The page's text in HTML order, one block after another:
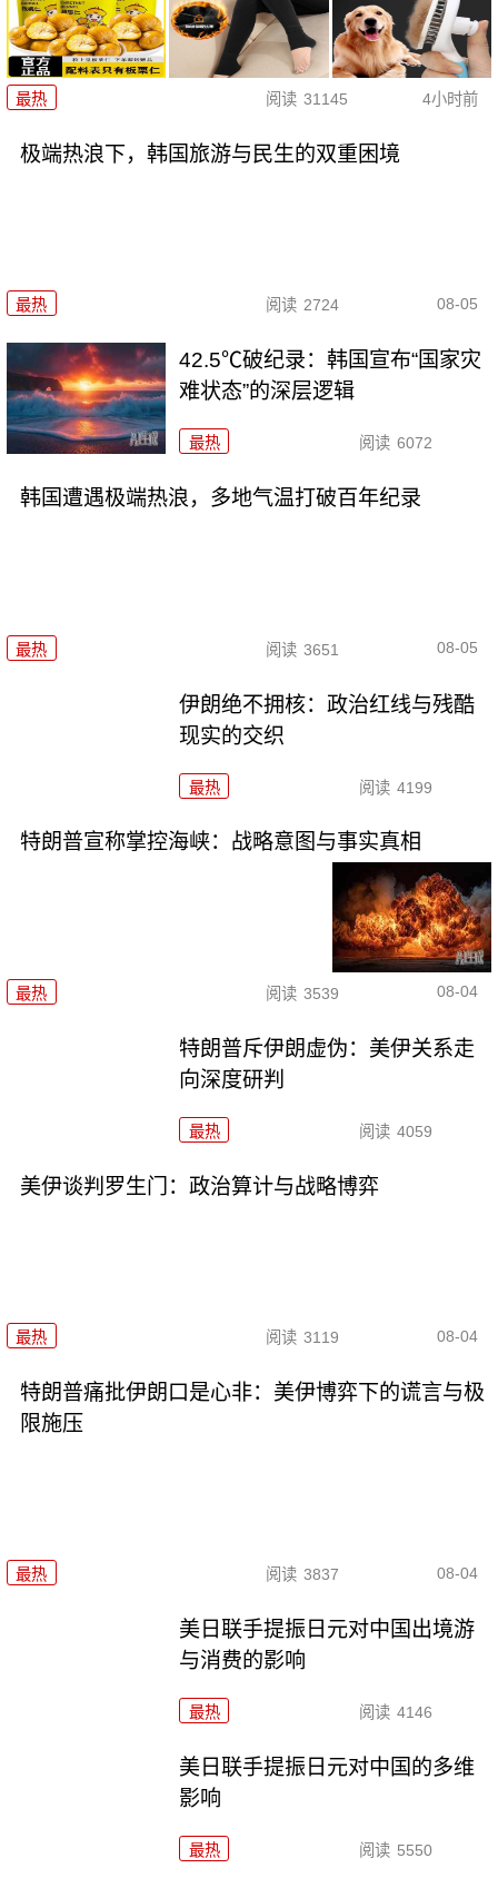
最热 阅读 31145 4小时前
极端热浪下，韩国旅游与民生的双重困境
最热 阅读 2724 08-05
42.5℃破纪录：韩国宣布“国家灾
难状态”的深层逻辑
最热 阅读 6072
韩国遭遇极端热浪，多地气温打破百年纪录
最热 阅读 3651 08-05
伊朗绝不拥核：政治红线与残酷
现实的交织
最热 阅读 4199
特朗普宣称掌控海峡：战略意图与事实真相
最热 阅读 3539 08-04
特朗普斥伊朗虚伪：美伊关系走
向深度研判
最热 阅读 4059
美伊谈判罗生门：政治算计与战略博弈
最热 阅读 3119 08-04
特朗普痛批伊朗口是心非：美伊博弈下的谎言与极
限施压
最热 阅读 3837 08-04
美日联手提振日元对中国出境游
与消费的影响
最热 阅读 4146
美日联手提振日元对中国的多维
影响
最热 阅读 5550